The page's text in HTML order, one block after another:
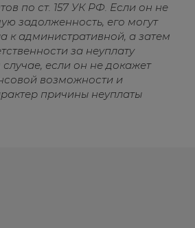
по ст. 157 УК РФ. Если он не
задолженность, его могут
к административной, а затем
за неуплату
если он не докажет
возможности и
причины неуплаты